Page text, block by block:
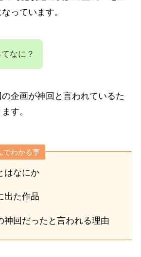
っています。
なに？
企画が神回と言われているた
す。
でわかる事
はなにか
出た作品
神回だったと言われる理由